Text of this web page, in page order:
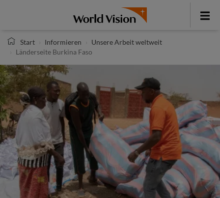
Toggle
Start
Informieren
Unsere Arbeit weltweit
Länderseite Burkina Faso